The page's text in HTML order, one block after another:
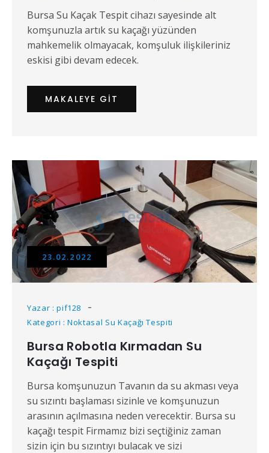
Bursa Su Kaçak Tespit cihazı sayesinde alt
komşunuzla artık su kaçağı yüzünden
mahkemelik olmayacak, komşuluk ilişkileriniz
eskisi gibi devam edecek.
MAKALEYE GIT
23.02.2022
Yazar : pif128
Kategori : Noktasal Su Kaçağı Tespiti
Bursa Robotla Kırmadan Su
Kaçağı Tespiti
Bursa komşunuzun Tavanın da su akması veya
su sızıntı başlaması sizinle ve komşunuzun
arasının açılmasına neden verecektir. Bursa su
kaçağı tespit Firmamız bizi seçtiğiniz zaman
sizin için bu sızıntıyı bulacak ve sizi